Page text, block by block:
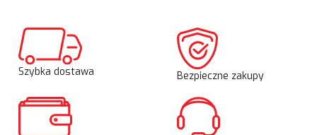
Szybka dostawa Bezpieczne zakupy